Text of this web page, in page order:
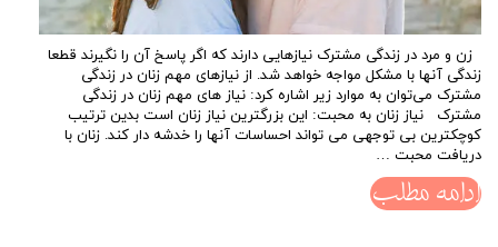
زن و مرد در زندگی مشترک نیازهایی دارند که اگر پاسخ آن را نگیرند قطعا
زندگی آنها با مشکل مواجه خواهد شد. از نیازهای مهم زنان در زندگی
مشترک می‌توان به موارد زیر اشاره کرد: نیاز های مهم زنان در زندگی
مشترک نیاز زنان به محبت: این بزرگترین نیاز زنان است بدین ترتیب
کوچکترین بی توجهی می تواند احساسات آنها را خدشه دار کند. زنان با
دریافت محبت …
ادامه مطلب